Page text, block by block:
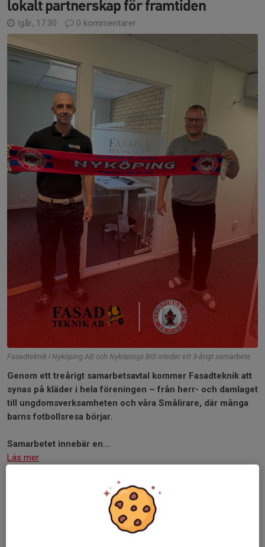
lokalt partnerskap för framtiden
Igår, 17:30 0 kommentarer
Fasadteknik i Nyköping AB och Nyköpings BIS inleder ett 3-årigt samarbete
Genom ett treårigt samarbetsavtal kommer Fasadteknik att
synas på kläder i hela föreningen – från herr- och damlaget
till ungdomsverksamheten och våra Smålirare, där många
barns fotbollsresa börjar.
Samarbetet innebär en...
Läs mer
BK Forward - Nyköpings BIS|Herrlag
Uddamålsförlust på Trängens IP
0 kommentarer